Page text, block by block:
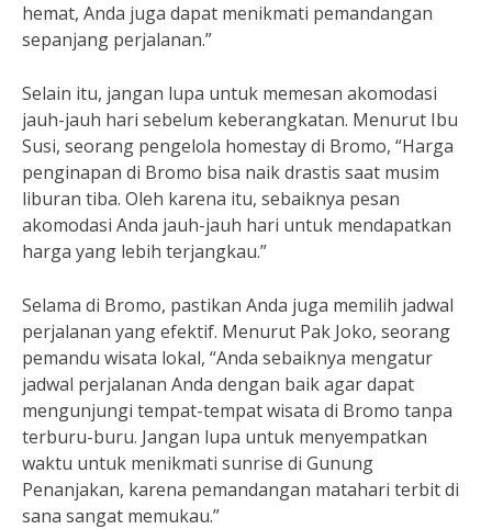
hemat, Anda juga dapat menikmati pemandangan
sepanjang perjalanan.”
Selain itu, jangan lupa untuk memesan akomodasi
jauh-jauh hari sebelum keberangkatan. Menurut Ibu
Susi, seorang pengelola homestay di Bromo, “Harga
penginapan di Bromo bisa naik drastis saat musim
liburan tiba. Oleh karena itu, sebaiknya pesan
akomodasi Anda jauh-jauh hari untuk mendapatkan
harga yang lebih terjangkau.”
Selama di Bromo, pastikan Anda juga memilih jadwal
perjalanan yang efektif. Menurut Pak Joko, seorang
pemandu wisata lokal, “Anda sebaiknya mengatur
jadwal perjalanan Anda dengan baik agar dapat
mengunjungi tempat-tempat wisata di Bromo tanpa
terburu-buru. Jangan lupa untuk menyempatkan
waktu untuk menikmati sunrise di Gunung
Penanjakan, karena pemandangan matahari terbit di
sana sangat memukau.”